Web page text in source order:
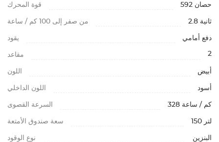
قوة المحرك 592 حصان
من صفر إلى 100 كم / ساعة 2.8 ثانية
يقود دفع أمامي
مقاعد 2
اللون أبيض
اللون الداخلي أسود
السرعة القصوى 328 كم / ساعة
سعة صندوق الأمتعة 150 لتر
نوع الوقود البنزين